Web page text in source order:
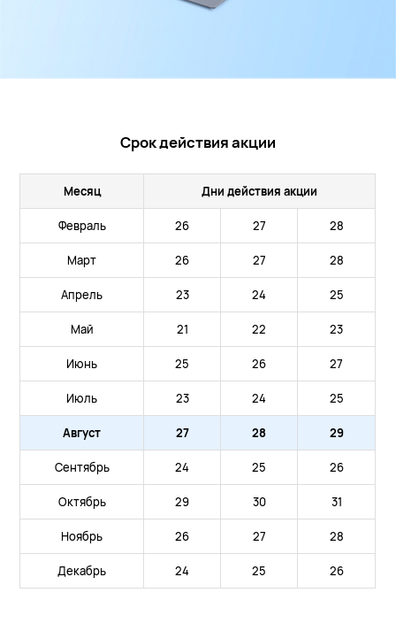
Срок действия акции
Месяц Дни действия акции
Февраль 26 27 28
Март 26 27 28
Апрель 23 24 25
Май 21 22 23
Июнь 25 26 27
Июль 23 24 25
Август 27 28 29
Сентябрь 24 25 26
Октябрь 29 30 31
Ноябрь 26 27 28
Декабрь 24 25 26